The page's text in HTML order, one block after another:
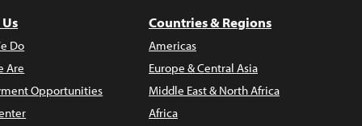
Do
Are
Opportunities
Countries & Regions
Americas
Europe & Central Asia
Middle East & North Africa
Africa